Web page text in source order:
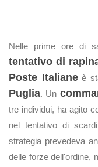
Nelle prime ore di
tentativo di
Poste Italianeè
Puglia. Un
tre individui, ha agito
nel tentativo di
strategia prevedeva
delle forze dell'ordine,